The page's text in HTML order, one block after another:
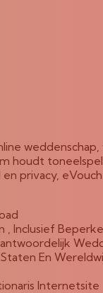
houdt
privacy,
Inclusief
En
Internetsite